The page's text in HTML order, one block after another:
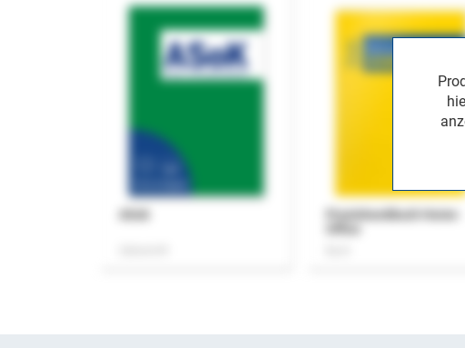
Praxishandbuch Home-